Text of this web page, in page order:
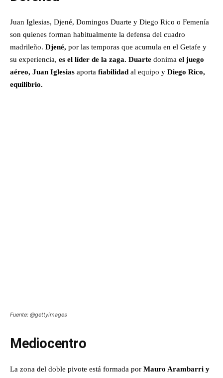
Juan Iglesias, Djené, Domingos Duarte y Diego Rico o Femenía
son quienes forman habitualmente la defensa del cuadro
madrileño. Djené, por las temporas que acumula en el Getafe y
su experiencia, es el líder de la zaga. Duarte donima el juego
aéreo, Juan Iglesias aporta fiabilidad al equipo y Diego Rico,
equilibrio.
Fuente: @gettyimages
Mediocentro
La zona del doble pivote está formada por Mauro Arambarri y